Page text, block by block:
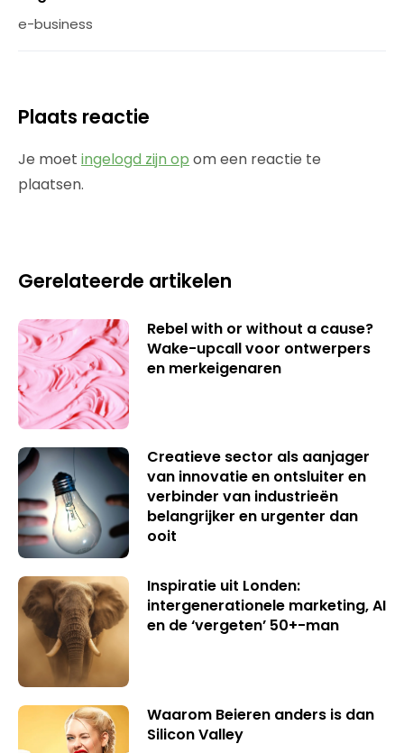
e-business
Plaats reactie
Je moet ingelogd zijn op om een reactie te
plaatsen.
Gerelateerde artikelen
Rebel with or without a cause?
Wake-upcall voor ontwerpers
en merkeigenaren
Creatieve sector als aanjager
van innovatie en ontsluiter en
verbinder van industrieën
belangrijker en urgenter dan
ooit
Inspiratie uit Londen:
intergenerationele marketing, AI
en de ‘vergeten’ 50+-man
Waarom Beieren anders is dan
Silicon Valley